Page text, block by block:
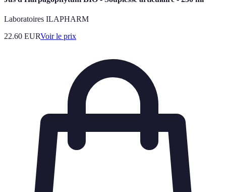
Laboratoires ILAPHARM
22.60 EURVoir le prix